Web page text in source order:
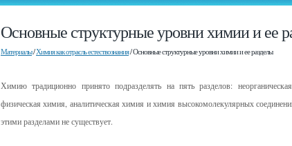
Основные структурные уровни химии и ее
Материалы/Химия как отрасль естествознания/ Основные структурные уровни химии и ее разделы
Химию традиционно принято подразделять на пять разделов:
физическая химия, аналитическая химия и химия высокомолекулярных
этими разделами не существует.